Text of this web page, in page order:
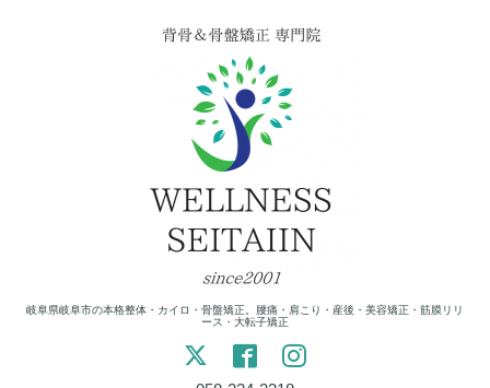
岐阜県岐阜市の本格整体・カイロ・骨盤矯正。腰痛・肩こり・産後・美容矯正・筋膜リリ
ース・大転子矯正